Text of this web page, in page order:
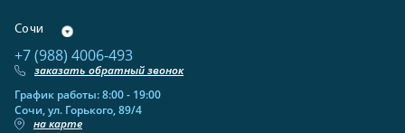
Сочи
+7 (988) 4006-493
заказать обратный звонок
График работы: 8:00 - 19:00
Сочи, ул. Горького, 89/4
на карте